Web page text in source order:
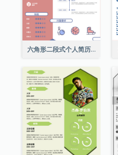
六角形二段式个人简历